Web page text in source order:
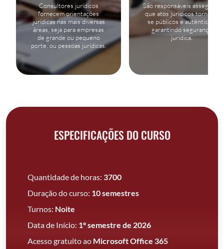
Consultores jurídicos
fornecem orientações
jurídicas nas mais diversas
áreas, seja para empresas
de grande ou pequeno
porte, ou pessoas jurídicas.
São responsáveis assegurar
que atos jurídicos tornem-
se públicos e autênticos,
garantindo segurança
jurídica.
ESPECIFICAÇÕES DO CURSO
Quantidade de horas: 3700
Duração do curso: 10 semestres
Turnos: Noite
Data de Início: 1º semestre de 2026
Acesso gratuito ao Microsoft Office 365